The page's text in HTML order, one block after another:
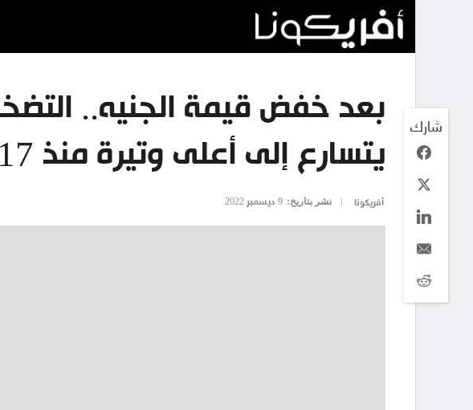
بعد خفض قيمة الجنيه..
يتسارع إلى أعلى وتيرة منذ 2017
أفريكونا نشر بتاريخ: 9 ديسمبر 2022
شارك